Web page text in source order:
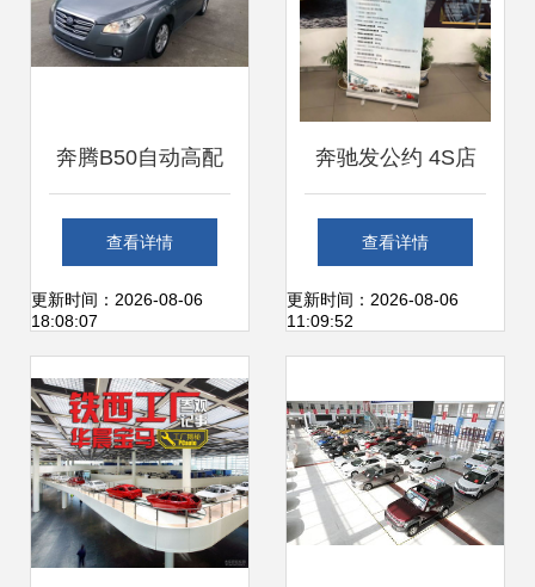
奔腾B50自动高配
星耀灰二手车交易
实测 爱卡论坛现场
肉身体验
查看详情
更新时间：2026-08-06
18:08:07
奔驰发公约 4S店
明码标价，汽车金
融服务规范化迈
查看详情
更新时间：2026-08-06
11:09:52